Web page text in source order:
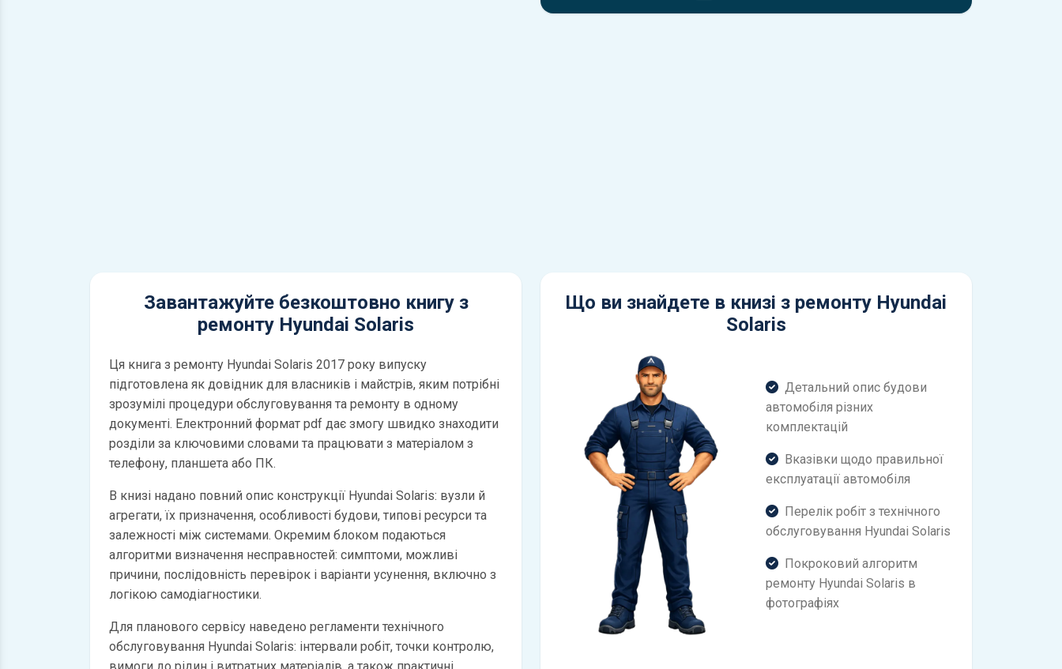
Завантажуйте безкоштовно книгу з
ремонту Hyundai Solaris
Ця книга з ремонту Hyundai Solaris 2017 року випуску
підготовлена як довідник для власників і майстрів, яким потрібні
зрозумілі процедури обслуговування та ремонту в одному
документі. Електронний формат pdf дає змогу швидко знаходити
розділи за ключовими словами та працювати з матеріалом з
телефону, планшета або ПК.
В книзі надано повний опис конструкції Hyundai Solaris: вузли й
агрегати, їх призначення, особливості будови, типові ресурси та
залежності між системами. Окремим блоком подаються
алгоритми визначення несправностей: симптоми, можливі
причини, послідовність перевірок і варіанти усунення, включно з
логікою самодіагностики.
Для планового сервісу наведено регламенти технічного
обслуговування Hyundai Solaris: інтервали робіт, точки контролю,
Що ви знайдете в книзі з ремонту Hyundai
Solaris
Детальний опис будови
автомобіля різних
комплектацій
Вказівки щодо правильної
експлуатації автомобіля
Перелік робіт з технічного
обслуговування Hyundai Solaris
Покроковий алгоритм
ремонту Hyundai Solaris в
фотографіях